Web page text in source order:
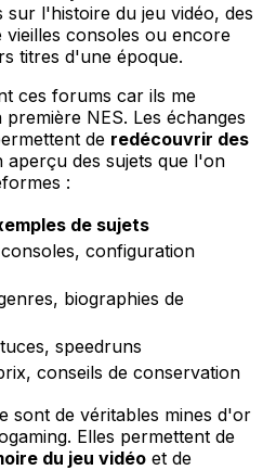
sur l'histoire du jeu vidéo, des
consoles ou encore
titres d'une époque.
ces forums car ils me
NES. Les échanges
de redécouvrir des
aperçu des sujets que l'on
:
de sujets
configuration
biographies de
speedruns
conseils de conservation
sont de véritables mines d'or
Elles permettent de
du jeu vidéo et de